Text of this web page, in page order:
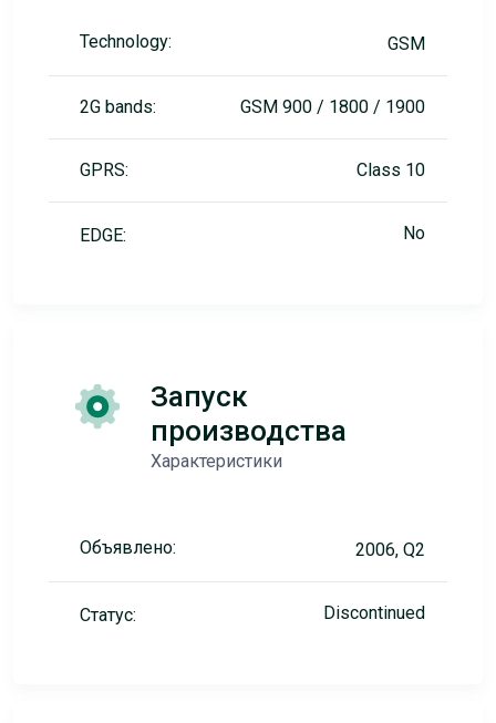
Technology: GSM
2G bands: GSM 900 / 1800 / 1900
GPRS: Class 10
EDGE: No
Запуск
производства
Характеристики
Объявлено: 2006, Q2
Статус: Discontinued